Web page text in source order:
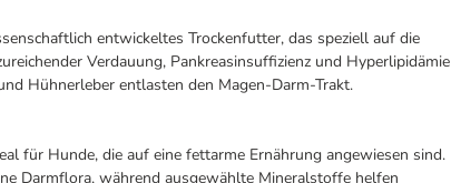
entwickeltes Trockenfutter, das speziell auf die
Verdauung, Pankreasinsuffizienz und Hyperlipidämie
Hühnerleber entlasten den Magen-Darm-Trakt.
für Hunde, die auf eine fettarme Ernährung angewiesen sind.
Darmflora, während ausgewählte Mineralstoffe helfen